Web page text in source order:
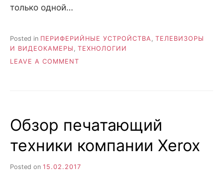
только одной…
Posted in ПЕРИФЕРИЙНЫЕ УСТРОЙСТВА
ТЕЛЕВИЗОРЫ
И ВИДЕОКАМЕРЫ
ТЕХНОЛОГИИ
LEAVE A COMMENT
ЧЕМ
РАЗНИЦА?
ЧТО
ЭТО?
НАСКОЛЬКО
Обзор печатающий
техники компании Xerox
Posted on 15.02.2017